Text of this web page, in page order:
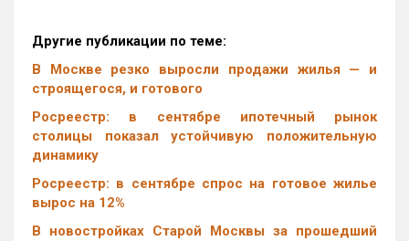
Другие публикации по теме:
В Москве резко выросли продажи жилья — и
строящегося, и готового
Росреестр: в сентябре ипотечный рынок
столицы показал устойчивую положительную
динамику
Росреестр: в сентябре спрос на готовое жилье
вырос на 12%
В новостройках Старой Москвы за прошедший